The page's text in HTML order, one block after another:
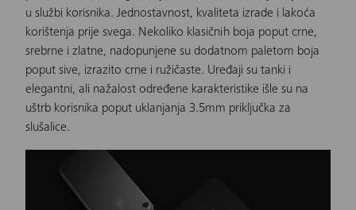
u službi korisnika. Jednostavnost, kvaliteta izrade i lakoća
korištenja prije svega. Nekoliko klasičnih boja poput crne,
srebrne i zlatne, nadopunjene su dodatnom paletom boja
poput sive, izrazito crne i ružičaste. Uređaji su tanki i
elegantni, ali nažalost određene karakteristike išle su na
uštrb korisnika poput uklanjanja 3.5mm priključka za
slušalice.